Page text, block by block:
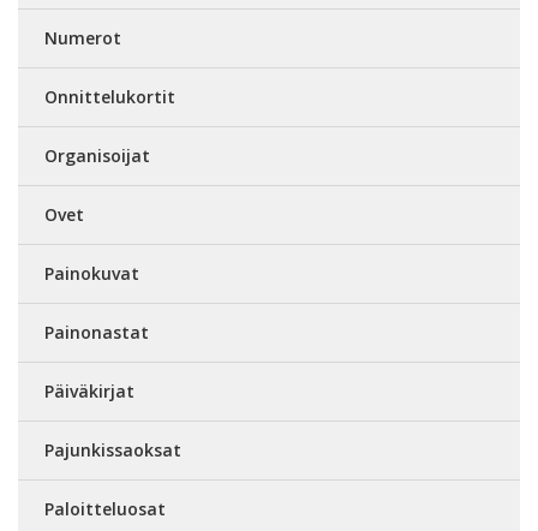
Numerot
Onnittelukortit
Organisoijat
Ovet
Painokuvat
Painonastat
Päiväkirjat
Pajunkissaoksat
Paloitteluosat